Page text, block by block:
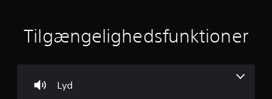
l
Tilgængelighedsfunktioner
Lyd